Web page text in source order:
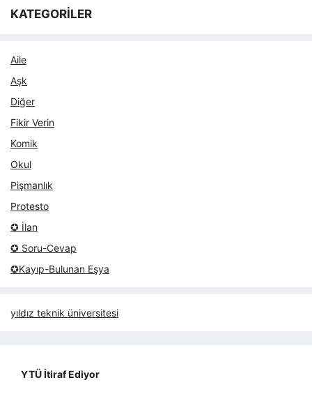
KATEGORİLER
Aile
Aşk
Diğer
Fikir Verin
Komik
Okul
Pişmanlık
Protesto
✪ İlan
✪ Soru-Cevap
✪Kayıp-Bulunan Eşya
yıldız teknik üniversitesi
YTÜ İtiraf Ediyor